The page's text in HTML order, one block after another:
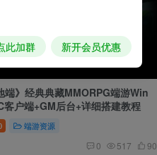
端》经典典藏MMORPG端游Win
客户端+GM后台+详细搭建教程
端游资源
0 517 90
此加群 新开会员优惠